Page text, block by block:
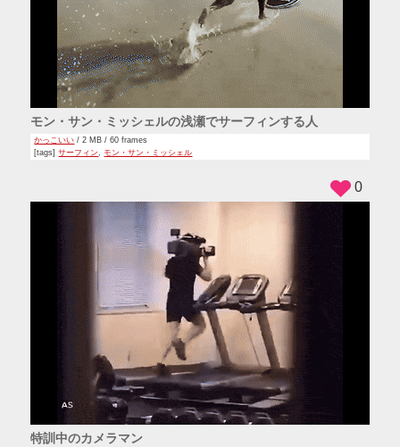
モン・サン・ミッシェルの浅瀬でサーフィンする人
かっこいい / 2 MB / 60 frames
[tags]サーフィン,モン・サン・ミッシェル
特訓中のカメラマン
0